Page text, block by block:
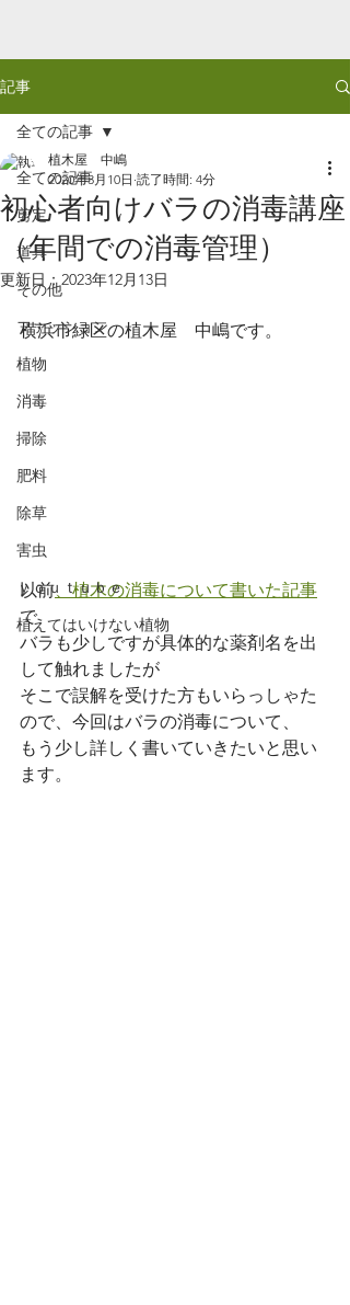
記事
全ての記事
剪定
道具
その他
ファッション
植物
消毒
掃除
肥料
除草
害虫
ｙｏｕｔｕｂｅ
植えてはいけない植物
全ての記事
初心者向けバラの消毒講座
（年間での消毒管理）
植木屋 中嶋
2020年3月10日 読了時間: 4分
更新日：2023年12月13日
横浜市緑区の植木屋　中嶋です。
以前、植木の消毒について書いた記事
で
バラも少しですが具体的な薬剤名を出
して触れましたが
そこで誤解を受けた方もいらっしゃた
ので、今回はバラの消毒について、
もう少し詳しく書いていきたいと思い
ます。